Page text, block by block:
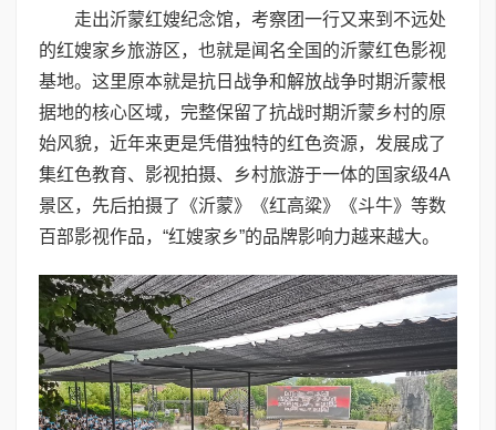
走出沂蒙红嫂纪念馆，考察团一行又来到不远处
的红嫂家乡旅游区，也就是闻名全国的沂蒙红色影视
基地。这里原本就是抗日战争和解放战争时期沂蒙根
据地的核心区域，完整保留了抗战时期沂蒙乡村的原
始风貌，近年来更是凭借独特的红色资源，发展成了
集红色教育、影视拍摄、乡村旅游于一体的国家级4A
景区，先后拍摄了《沂蒙》《红高粱》《斗牛》等数
百部影视作品，“红嫂家乡”的品牌影响力越来越大。